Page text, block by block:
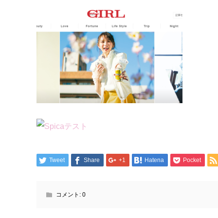
Tweet Share +1 Hatena Pocket
コメント: 0